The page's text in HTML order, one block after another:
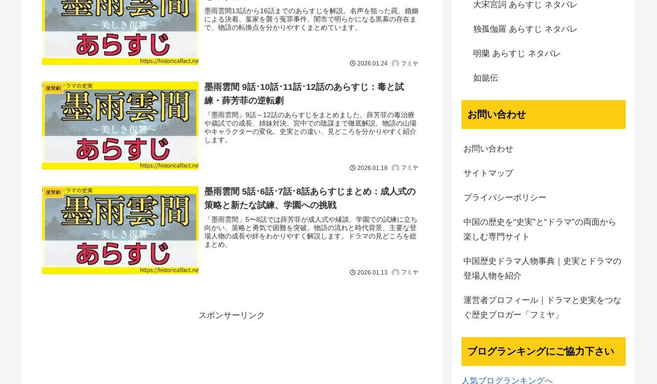
墨雨雲間13話から16話までのあらすじを解説。名声を狙った罠、婚姻
による決着、葉家を襲う冤罪事件、闇市で明らかになる黒幕の存在ま
で、物語の転換点を分かりやすくまとめています。
2026.01.24 フミヤ
復讐劇
墨雨雲間 9話･10話･11話･12話のあらすじ：毒と試
練・薛芳菲の逆転劇
『墨雨雲間』9話～12話のあらすじをまとめました。薛芳菲の毒治療
や歳試での成長、姉妹対決、宮中での陰謀まで徹底解説。物語の山場
やキャラクターの変化、史実との違い、見どころを分かりやすく紹介
します。
2026.01.18 フミヤ
復讐劇
墨雨雲間 5話･6話･7話･8話あらすじまとめ：成人式の
策略と新たな試練、学園への挑戦
「墨雨雲間」5〜8話では薛芳菲が成人式や縁談、学園での試練に立ち
向かい、策略と勇気で困難を突破。物語の流れと時代背景、主要な登
場人物の成長や絆をわかりやすく解説します。ドラマの見どころを総
まとめ。
2026.01.13 フミヤ
スポンサーリンク
大宋宮詞 あらすじ ネタバレ
独孤伽羅 あらすじ ネタバレ
明蘭 あらすじ ネタバレ
如懿伝
お問い合わせ
お問い合わせ
サイトマップ
プライバシーポリシー
中国の歴史を“史実”と“ドラマ”の両面から
楽しむ専門サイト
中国歴史ドラマ人物事典｜史実とドラマの
登場人物を紹介
運営者プロフィール｜ドラマと史実をつな
ぐ歴史ブロガー「フミヤ」
ブログランキングにご協力下さい
人気ブログランキングへ